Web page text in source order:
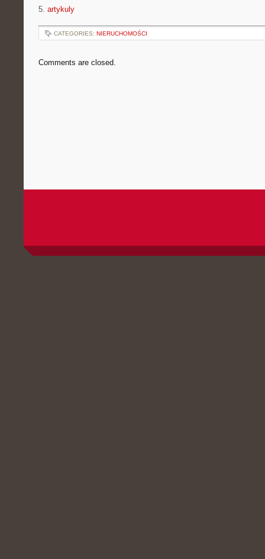
5. artykuly
CATEGORIES: NIERUCHOMOŚCI
Comments are closed.